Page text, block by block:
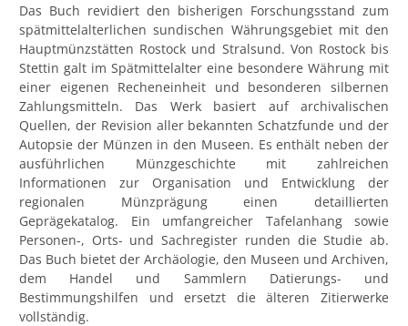
Das Buch revidiert den bisherigen Forschungsstand zum
spätmittelalterlichen sundischen Währungsgebiet mit den
Hauptmünzstätten Rostock und Stralsund. Von Rostock bis
Stettin galt im Spätmittelalter eine besondere Währung mit
einer eigenen Recheneinheit und besonderen silbernen
Zahlungsmitteln. Das Werk basiert auf archivalischen
Quellen, der Revision aller bekannten Schatzfunde und der
Autopsie der Münzen in den Museen. Es enthält neben der
ausführlichen Münz­geschichte mit zahlreichen
Informationen zur Organisation und Entwicklung der
regionalen Münzprägung einen detaillierten
Geprägekatalog. Ein umfangreicher Tafel­anhang sowie
Personen-, Orts- und Sachregister runden die Studie ab.
Das Buch bietet der Archäologie, den Museen und Archiven,
dem Handel und Sammlern Datierungs- und
Bestimmungshilfen und ersetzt die älteren Zitierwerke
vollständig.